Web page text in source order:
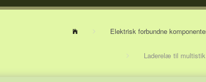
Elektrisk forbundne
Laderelæ til multistik